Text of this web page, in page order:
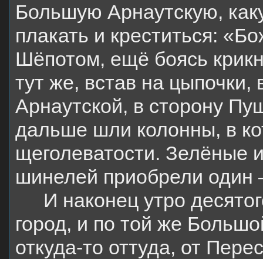
Большую Арнаутскую,
плакать и креститься:
Шёпотом, ещё боясь
тут же, встав на
Арнаутской, в сторону
дальше шли колонны, в
щеголеватости. Зелёные
шинелей приобрели один
И наконец утро
город, и по той же
откуда-то оттуда, от